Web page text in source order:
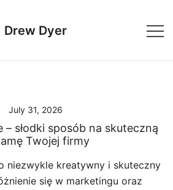
Drew Dyer
July 31, 2026
– słodki sposób na skuteczną
Twojej firmy
niezwykle kreatywny i skuteczny
się w marketingu oraz